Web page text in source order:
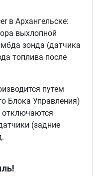
в Архангельске:
выхлопной
зонда (датчика
топлива после
путем
Блока Управления)
отключаются
(задние